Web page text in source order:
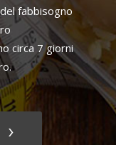
fabbisogno
circa 7 giorni